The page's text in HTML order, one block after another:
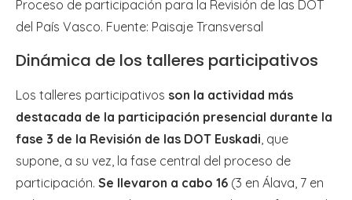
Proceso de participación para la Revisión de las DOT
del País Vasco. Fuente: Paisaje Transversal
Dinámica de los talleres participativos
Los talleres participativos son la actividad más
destacada de la participación presencial durante la
fase 3 de la Revisión de las DOT Euskadi, que
supone, a su vez, la fase central del proceso de
participación. Se llevaron a cabo 16 (3 en Álava, 7 en